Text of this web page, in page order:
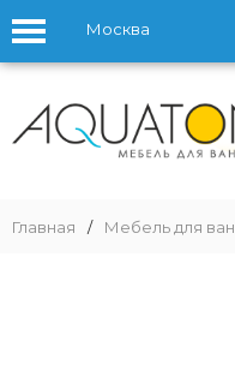
Москва
Главная / Мебель для